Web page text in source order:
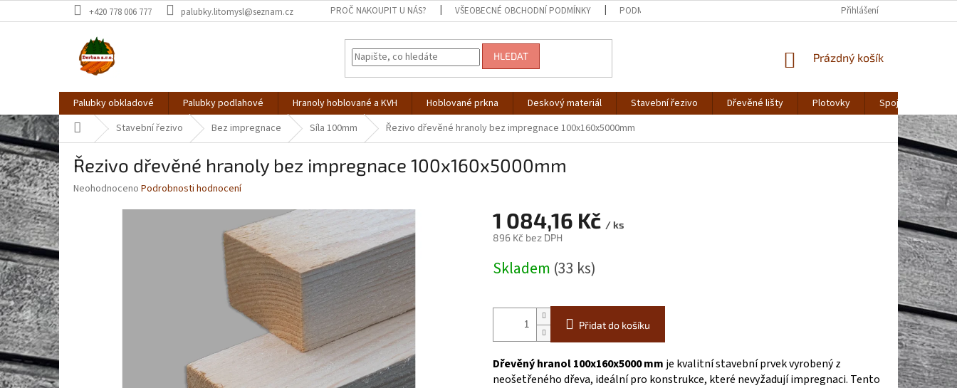
na
+420 778 006 777 palubky.litomysl@seznam.cz PROČ NAKOUPIT U NÁS? VŠEOBECNÉ OBCHODNÍ PODMÍNKY PODMÍNKY OCHRANY OSOBNÍCH ÚDAJŮ Přihlášení
HLEDAT
NÁKUPNÍ
Prázdný košík
Palubky obkladové Palubky podlahové Hranoly hoblované a KVH Hoblované prkna Deskový materiál Stavební řezivo Dřevěné lišty Plotovky
Spojovací
Domů Stavební řezivo Bez impregnace Síla 100mm Řezivo dřevěné hranoly bez impregnace 100x160x5000mm
Řezivo dřevěné hranoly bez impregnace 100x160x5000mm
Průměrné
Neohodnoceno Podrobnosti hodnocení
1 084,16 Kč / ks
896 Kč bez DPH
cena:
Skladem (33 ks)
Přidat do košíku
Dřevěný hranol 100x160x5000 mmje kvalitní stavební prvek vyrobený z
neošetřeného dřeva, ideální pro konstrukce, které nevyžadují impregnaci. Tento